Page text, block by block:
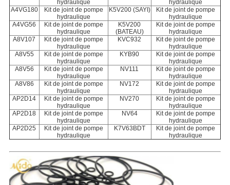
hydraulique
hydraulique
A4VG180
Kit de joint de pompe
hydraulique
K5V200 (SAYI)
Kit de joint de pompe
hydraulique
A4VG56
Kit de joint de pompe
hydraulique
K5V200
(BATEAU)
Kit de joint de pompe
hydraulique
A8V107
Kit de joint de pompe
hydraulique
KVC932
Kit de joint de pompe
hydraulique
A8V55
Kit de joint de pompe
hydraulique
KYB90
Kit de joint de pompe
hydraulique
A8V56
Kit de joint de pompe
hydraulique
NV111
Kit de joint de pompe
hydraulique
A8V86
Kit de joint de pompe
hydraulique
NV172
Kit de joint de pompe
hydraulique
AP2D14
Kit de joint de pompe
hydraulique
NV270
Kit de joint de pompe
hydraulique
AP2D18
Kit de joint de pompe
hydraulique
NV64
Kit de joint de pompe
hydraulique
AP2D25
Kit de joint de pompe
hydraulique
K7V63BDT
Kit de joint de pompe
hydraulique